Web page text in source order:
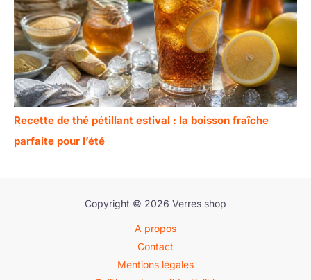
Recette de thé pétillant estival : la boisson fraîche
parfaite pour l’été
Copyright © 2026 Verres shop
A propos
Contact
Mentions légales